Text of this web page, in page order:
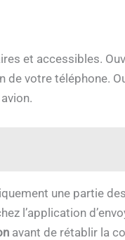
et accessibles.
de votre téléphone.
une partie
l’application
avant de rétablir la